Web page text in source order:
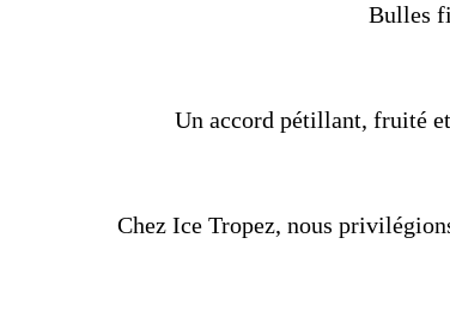
Bulles
Un accord pétillant, fruité
Chez Ice Tropez, nous